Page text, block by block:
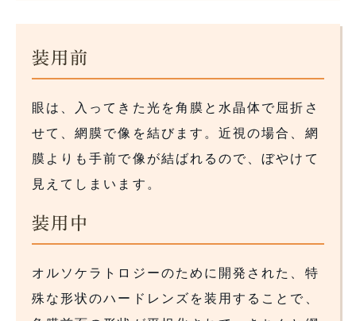
装用前
眼は、入ってきた光を角膜と水晶体で屈折さ
せて、網膜で像を結びます。近視の場合、網
膜よりも手前で像が結ばれるので、ぼやけて
見えてしまいます。
装用中
オルソケラトロジーのために開発された、特
殊な形状のハードレンズを装用することで、